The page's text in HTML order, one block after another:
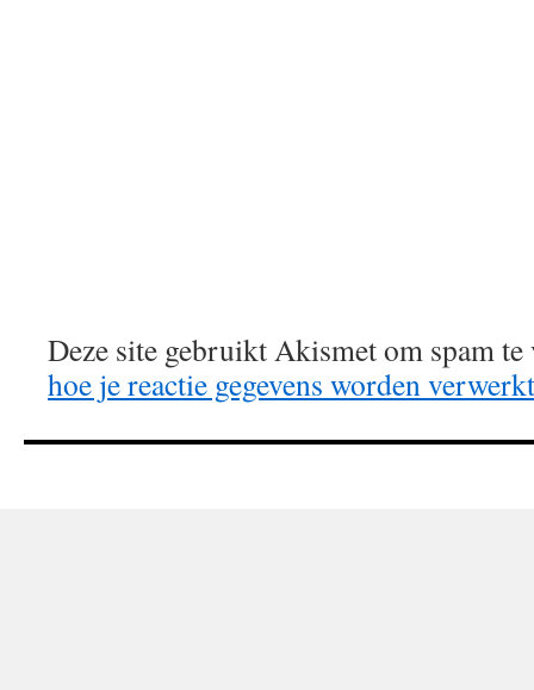
Deze site gebruikt Akismet om spam
hoe je reactie gegevens worden verwerkt